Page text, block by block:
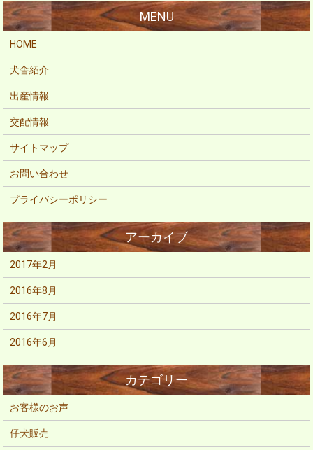
HOME
犬舎紹介
出産情報
交配情報
サイトマップ
お問い合わせ
プライバシーポリシー
2017年2月
2016年8月
2016年7月
2016年6月
お客様のお声
仔犬販売